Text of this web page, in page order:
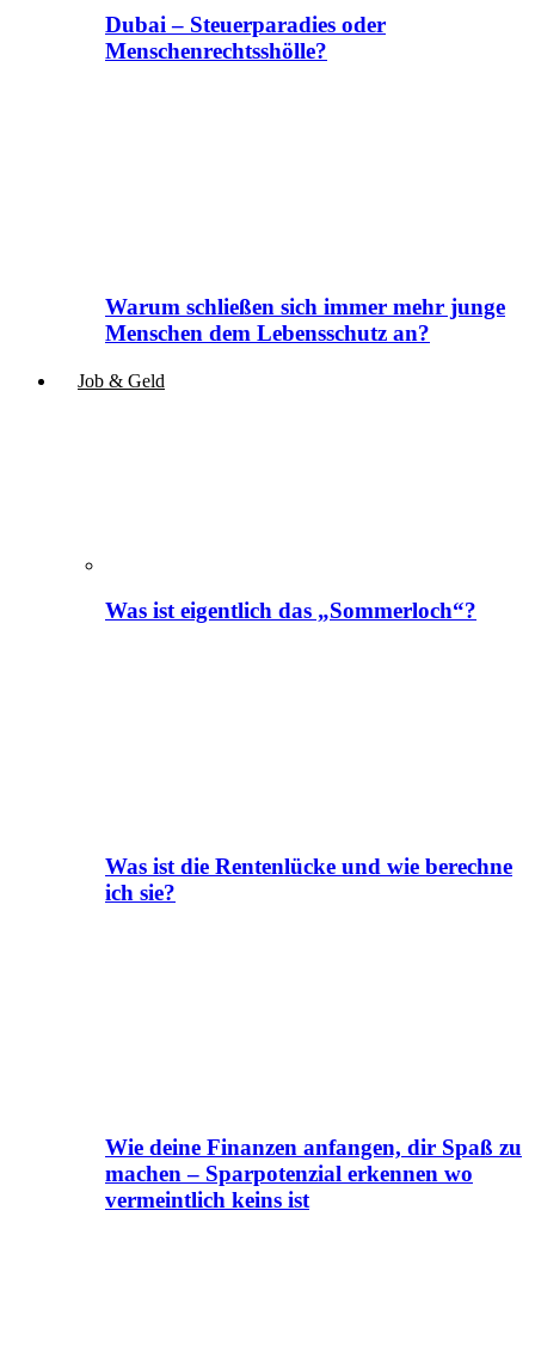
Dubai – Steuerparadies oder
Menschenrechtsshölle?
Warum schließen sich immer mehr junge
Menschen dem Lebensschutz an?
Job & Geld
Was ist eigentlich das „Sommerloch“?
Was ist die Rentenlücke und wie berechne
ich sie?
Wie deine Finanzen anfangen, dir Spaß zu
machen – Sparpotenzial erkennen wo
vermeintlich keins ist